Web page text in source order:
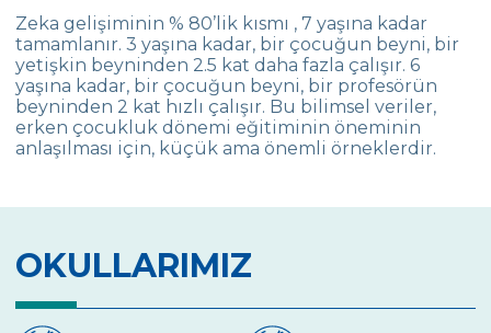
Zeka gelişiminin % 80’lik kısmı , 7 yaşına kadar
tamamlanır. 3 yaşına kadar, bir çocuğun beyni, bir
yetişkin beyninden 2.5 kat daha fazla çalışır. 6
yaşına kadar, bir çocuğun beyni, bir profesörün
beyninden 2 kat hızlı çalışır. Bu bilimsel veriler,
erken çocukluk dönemi eğitiminin öneminin
anlaşılması için, küçük ama önemli örneklerdir.
OKULLARIMIZ